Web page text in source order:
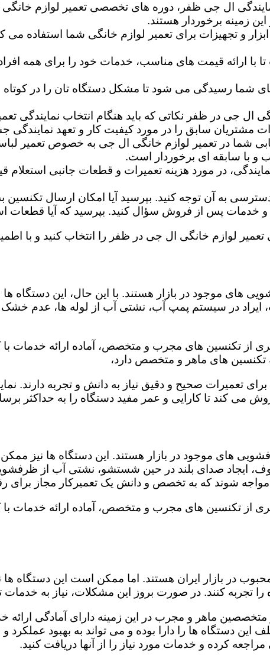
ال جی ظفر، دوره های تخصصی تعمیر لوازم خانگی
زمینه برخوردار هستند.
و تجهیزات برای تعمیر لوازم خانگی شما استفاده می
با ارائه قیمت های مناسب، خدمات خود را برای همه
شما رسیدگی می شود تا مشکل دستگاه تان را در کوتاه
ال جی در ظفر نکاتی که باید هنگام انتخاب نمایندگی
مشتریان سابق را در مورد کیفیت کار و تعهد نمایندگی
شما در تعمیر لوازم خانگی ال جی به خصوص تعمیر
با سابقه ای برخوردار است.
در مورد هزینه تعمیرات و قطعات جانبی
به آن توجه کنید. بپرسید آیا امکان ارسال تکنسین
پس از فروش سؤال کنید. بپرسید که آیا قطعات
تعمیر لوازم خانگی ال جی در ظفر را انتخاب کنید و با
های موجود در بازار هستند. با این حال، این
در سیستم پمپ آب، نشتی آب از لوله ها، عدم
از تکنسین های مجرب و متخصص، آماده ارائه خدمات
تکنسین های ماهر و متخصص دارد،
برای تعمیرات صحیح و دقیق نیاز به دانش و تجربه دارند.
می کند تا کارایی و عمر مفید دستگاه را به حداکثر
های موجود در بازار هستند. این دستگاه ها نیز
ایجاد صدای بلند در حین شستشو، نشتی آب از
شوند که به تخصص و دانش یک تعمیرکار مجاز برای
از تکنسین های مجرب و متخصص، آماده ارائه خدمات
در بازار ایران هستند. اما ممکن است این دستگاه
تجربه کنند. در صورت بروز این مشکلات، نیاز به خدمات
ماهر و مجرب در این زمینه دارای آمادگی ارائه
دستگاه ها را دارا بوده و می تواند به بهبود
کرده و خدمات مورد نیاز را از آنها دریافت کنید.